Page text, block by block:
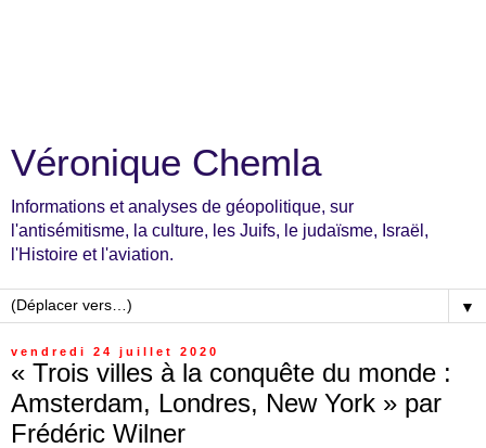
Véronique Chemla
Informations et analyses de géopolitique, sur
l'antisémitisme, la culture, les Juifs, le judaïsme, Israël,
l'Histoire et l'aviation.
▼
vendredi 24 juillet 2020
« Trois villes à la conquête du monde :
Amsterdam, Londres, New York » par
Frédéric Wilner